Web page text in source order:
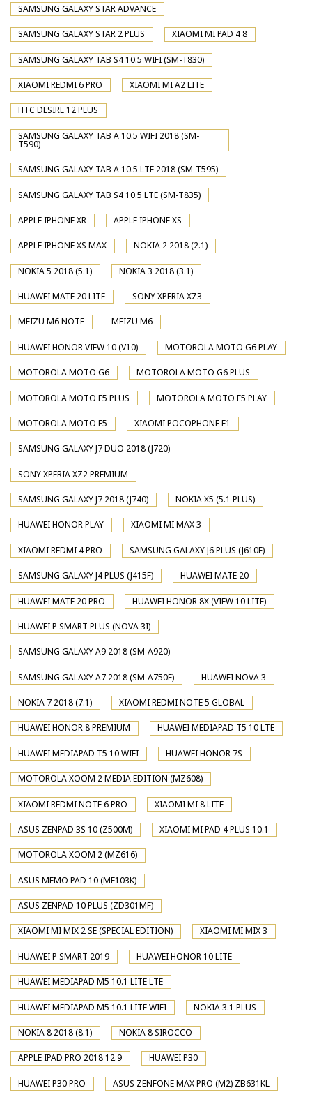
SAMSUNG GALAXY STAR ADVANCE
SAMSUNG GALAXY STAR 2 PLUS XIAOMI MI PAD 4 8
SAMSUNG GALAXY TAB S4 10.5 WIFI (SM-T830)
XIAOMI REDMI 6 PRO XIAOMI MI A2 LITE
HTC DESIRE 12 PLUS
SAMSUNG GALAXY TAB A 10.5 WIFI 2018 (SM-
T590)
SAMSUNG GALAXY TAB A 10.5 LTE 2018 (SM-T595)
SAMSUNG GALAXY TAB S4 10.5 LTE (SM-T835)
APPLE IPHONE XR APPLE IPHONE XS
APPLE IPHONE XS MAX NOKIA 2 2018 (2.1)
NOKIA 5 2018 (5.1) NOKIA 3 2018 (3.1)
HUAWEI MATE 20 LITE SONY XPERIA XZ3
MEIZU M6 NOTE MEIZU M6
HUAWEI HONOR VIEW 10 (V10) MOTOROLA MOTO G6 PLAY
MOTOROLA MOTO G6 MOTOROLA MOTO G6 PLUS
MOTOROLA MOTO E5 PLUS MOTOROLA MOTO E5 PLAY
MOTOROLA MOTO E5 XIAOMI POCOPHONE F1
SAMSUNG GALAXY J7 DUO 2018 (J720)
SONY XPERIA XZ2 PREMIUM
SAMSUNG GALAXY J7 2018 (J740) NOKIA X5 (5.1 PLUS)
HUAWEI HONOR PLAY XIAOMI MI MAX 3
XIAOMI REDMI 4 PRO SAMSUNG GALAXY J6 PLUS (J610F)
SAMSUNG GALAXY J4 PLUS (J415F) HUAWEI MATE 20
HUAWEI MATE 20 PRO HUAWEI HONOR 8X (VIEW 10 LITE)
HUAWEI P SMART PLUS (NOVA 3I)
SAMSUNG GALAXY A9 2018 (SM-A920)
SAMSUNG GALAXY A7 2018 (SM-A750F) HUAWEI NOVA 3
NOKIA 7 2018 (7.1) XIAOMI REDMI NOTE 5 GLOBAL
HUAWEI HONOR 8 PREMIUM HUAWEI MEDIAPAD T5 10 LTE
HUAWEI MEDIAPAD T5 10 WIFI HUAWEI HONOR 7S
MOTOROLA XOOM 2 MEDIA EDITION (MZ608)
XIAOMI REDMI NOTE 6 PRO XIAOMI MI 8 LITE
ASUS ZENPAD 3S 10 (Z500M) XIAOMI MI PAD 4 PLUS 10.1
MOTOROLA XOOM 2 (MZ616)
ASUS MEMO PAD 10 (ME103K)
ASUS ZENPAD 10 PLUS (ZD301MF)
XIAOMI MI MIX 2 SE (SPECIAL EDITION) XIAOMI MI MIX 3
HUAWEI P SMART 2019 HUAWEI HONOR 10 LITE
HUAWEI MEDIAPAD M5 10.1 LITE LTE
HUAWEI MEDIAPAD M5 10.1 LITE WIFI NOKIA 3.1 PLUS
NOKIA 8 2018 (8.1) NOKIA 8 SIROCCO
APPLE IPAD PRO 2018 12.9 HUAWEI P30
HUAWEI P30 PRO ASUS ZENFONE MAX PRO (M2) ZB631KL